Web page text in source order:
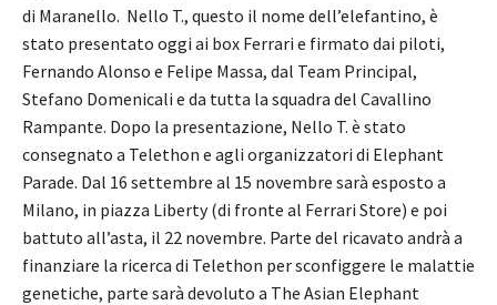
di Maranello. Nello T., questo il nome dell’elefantino, è
stato presentato oggi ai box Ferrari e firmato dai piloti,
Fernando Alonso e Felipe Massa, dal Team Principal,
Stefano Domenicali e da tutta la squadra del Cavallino
Rampante. Dopo la presentazione, Nello T. è stato
consegnato a Telethon e agli organizzatori di Elephant
Parade. Dal 16 settembre al 15 novembre sarà esposto a
Milano, in piazza Liberty (di fronte al Ferrari Store) e poi
battuto all’asta, il 22 novembre. Parte del ricavato andrà a
finanziare la ricerca di Telethon per sconfiggere le malattie
genetiche, parte sarà devoluto a The Asian Elephant